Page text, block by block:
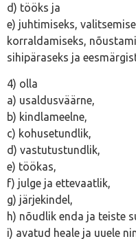
d) tööks ja
e) juhtimiseks,
korraldamiseks,
sihipäraseks ja
4) olla
a) usaldusväärne,
b) kindlameelne,
c) kohusetundlik,
d) vastutustundlik,
e) töökas,
f) julge ja ettevaatlik,
g) järjekindel,
h) nõudlik enda ja teiste
i) avatud heale ja uuele